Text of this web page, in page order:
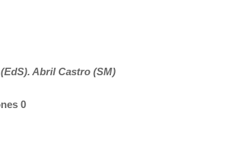
Abril Castro (SM)
0